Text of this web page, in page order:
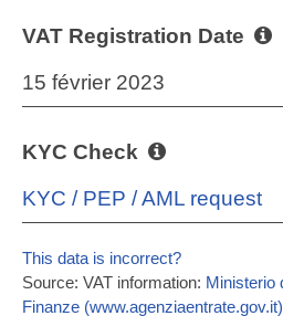
VAT Registration Date
15 février 2023
KYC Check
KYC / PEP / AML request
This data is incorrect?
Source: VAT information: Ministerio
Finanze (www.agenziaentrate.gov.it)